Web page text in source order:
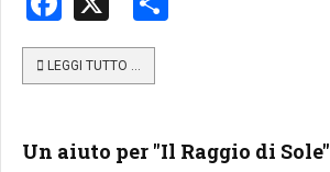
LEGGI TUTTO …
Un aiuto per "Il Raggio di Sole"